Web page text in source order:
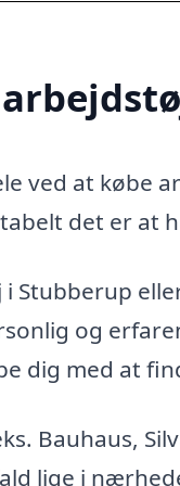
ved at købe
det er at
Stubberup
og
dig med at
Bauhaus,
lige i